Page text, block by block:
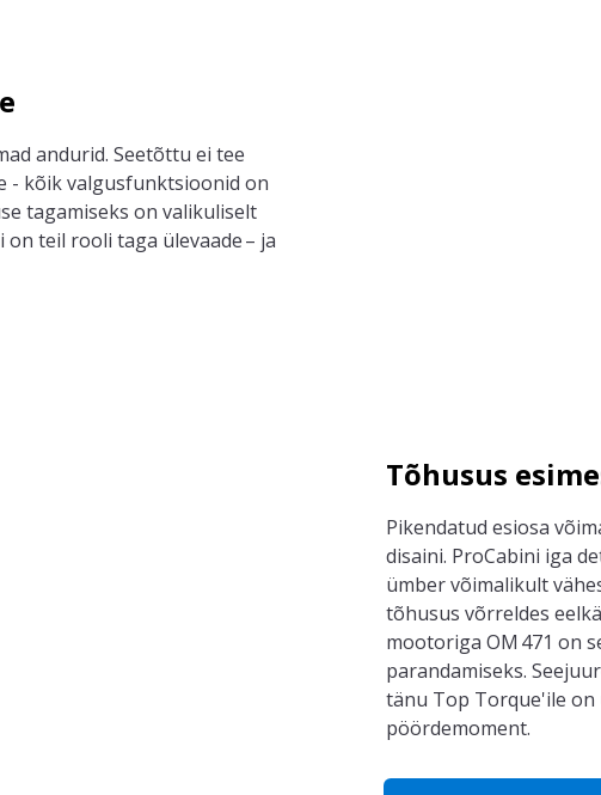
andurid. Seetõttu ei tee
- kõik valgusfunktsioonid on
tagamiseks on valikuliselt
on teil rooli taga ülevaade – ja
Tõhusus
Pikendatud esiosa
disaini. ProCabini iga
ümber võimalikult
tõhusus võrreldes
mootoriga OM 471 on
parandamiseks.
tänu Top Torque'ile on
pöördemoment.